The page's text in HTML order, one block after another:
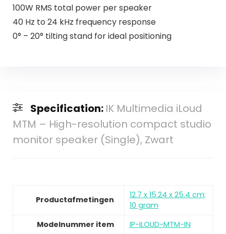
100W RMS total power per speaker
40 Hz to 24 kHz frequency response
0° – 20° tilting stand for ideal positioning
Specification: IK Multimedia iLoud
MTM – High-resolution compact studio
monitor speaker (Single), Zwart
Productafmetingen
12.7 x 15.24 x 25.4 cm;
10 gram
Modelnummer item
IP-ILOUD-MTM-IN